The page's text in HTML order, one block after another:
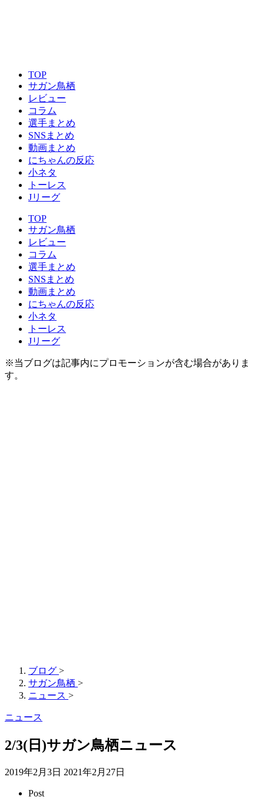
TOP
サガン鳥栖
レビュー
コラム
選手まとめ
SNSまとめ
動画まとめ
にちゃんの反応
小ネタ
トーレス
Jリーグ
TOP
サガン鳥栖
レビュー
コラム
選手まとめ
SNSまとめ
動画まとめ
にちゃんの反応
小ネタ
トーレス
Jリーグ
※当ブログは記事内にプロモーションが含む場合がありま
す。
ブログ >
サガン鳥栖 >
ニュース >
ニュース
2/3(日)サガン鳥栖ニュース
2019年2月3日 2021年2月27日
Post